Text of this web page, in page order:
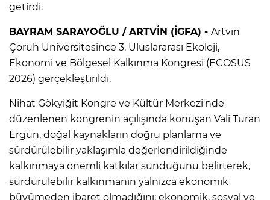
getirdi.
BAYRAM SARAYOĞLU / ARTVİN (İGFA) - Artvin
Çoruh Üniversitesince 3. Uluslararası Ekoloji,
Ekonomi ve Bölgesel Kalkınma Kongresi (ECOSUS
2026) gerçekleştirildi.
Nihat Gökyiğit Kongre ve Kültür Merkezi'nde
düzenlenen kongrenin açılışında konuşan Vali Turan
Ergün, doğal kaynakların doğru planlama ve
sürdürülebilir yaklaşımla değerlendirildiğinde
kalkınmaya önemli katkılar sunduğunu belirterek,
sürdürülebilir kalkınmanın yalnızca ekonomik
büyümeden ibaret olmadığını; ekonomik, sosyal ve